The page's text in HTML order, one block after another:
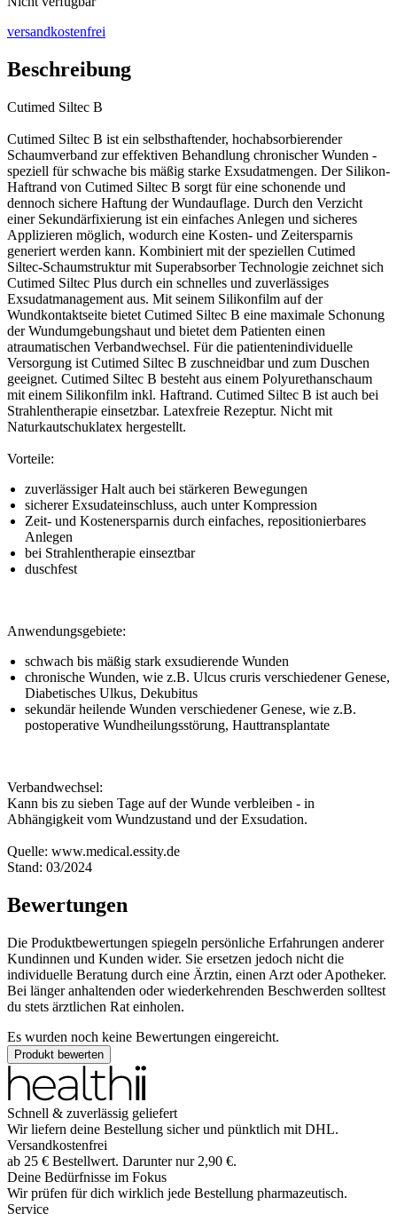
versandkostenfrei
Beschreibung
Cutimed Siltec B
Cutimed Siltec B ist ein selbsthaftender, hochabsorbierender
Schaumverband zur effektiven Behandlung chronischer Wunden -
speziell für schwache bis mäßig starke Exsudatmengen. Der Silikon-
Haftrand von Cutimed Siltec B sorgt für eine schonende und
dennoch sichere Haftung der Wundauflage. Durch den Verzicht
einer Sekundärfixierung ist ein einfaches Anlegen und sicheres
Applizieren möglich, wodurch eine Kosten- und Zeitersparnis
generiert werden kann. Kombiniert mit der speziellen Cutimed
Siltec-Schaumstruktur mit Superabsorber Technologie zeichnet sich
Cutimed Siltec Plus durch ein schnelles und zuverlässiges
Exsudatmanagement aus. Mit seinem Silikonfilm auf der
Wundkontaktseite bietet Cutimed Siltec B eine maximale Schonung
der Wundumgebungshaut und bietet dem Patienten einen
atraumatischen Verbandwechsel. Für die patientenindividuelle
Versorgung ist Cutimed Siltec B zuschneidbar und zum Duschen
geeignet. Cutimed Siltec B besteht aus einem Polyurethanschaum
mit einem Silikonfilm inkl. Haftrand. Cutimed Siltec B ist auch bei
Strahlentherapie einsetzbar. Latexfreie Rezeptur. Nicht mit
Naturkautschuklatex hergestellt.
Vorteile:
zuverlässiger Halt auch bei stärkeren Bewegungen
sicherer Exsudateinschluss, auch unter Kompression
Zeit- und Kostenersparnis durch einfaches, repositionierbares
Anlegen
bei Strahlentherapie einseztbar
duschfest
Anwendungsgebiete:
schwach bis mäßig stark exsudierende Wunden
chronische Wunden, wie z.B. Ulcus cruris verschiedener Genese,
Diabetisches Ulkus, Dekubitus
sekundär heilende Wunden verschiedener Genese, wie z.B.
postoperative Wundheilungsstörung, Hauttransplantate
Verbandwechsel:
Kann bis zu sieben Tage auf der Wunde verbleiben - in
Abhängigkeit vom Wundzustand und der Exsudation.
Quelle: www.medical.essity.de
Stand: 03/2024
Bewertungen
Die Produktbewertungen spiegeln persönliche Erfahrungen anderer
Kundinnen und Kunden wider. Sie ersetzen jedoch nicht die
individuelle Beratung durch eine Ärztin, einen Arzt oder Apotheker.
Bei länger anhaltenden oder wiederkehrenden Beschwerden solltest
du stets ärztlichen Rat einholen.
Es wurden noch keine Bewertungen eingereicht.
Produkt bewerten
Schnell & zuverlässig geliefert
Wir liefern deine Bestellung sicher und pünktlich mit DHL.
Versandkostenfrei
ab 25 € Bestellwert. Darunter nur 2,90 €.
Deine Bedürfnisse im Fokus
Wir prüfen für dich wirklich jede Bestellung pharmazeutisch.
Service